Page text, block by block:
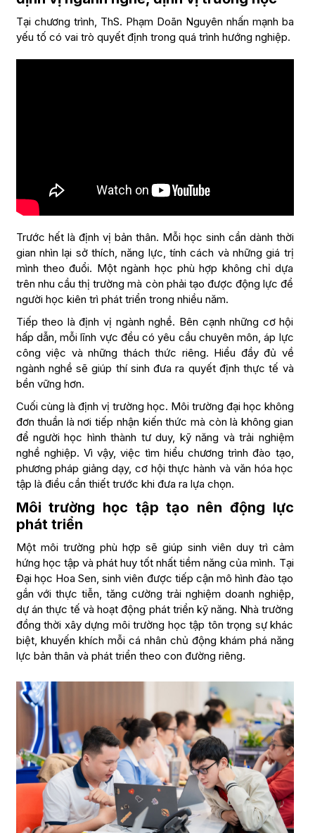
Tại chương trình, ThS. Phạm Doãn Nguyên nhấn mạnh ba
yếu tố có vai trò quyết định trong quá trình hướng nghiệp.
Trước hết là định vị bản thân. Mỗi học sinh cần dành thời
gian nhìn lại sở thích, năng lực, tính cách và những giá trị
mình theo đuổi. Một ngành học phù hợp không chỉ dựa
trên nhu cầu thị trường mà còn phải tạo được động lực để
người học kiên trì phát triển trong nhiều năm.
Tiếp theo là định vị ngành nghề. Bên cạnh những cơ hội
hấp dẫn, mỗi lĩnh vực đều có yêu cầu chuyên môn, áp lực
công việc và những thách thức riêng. Hiểu đầy đủ về
ngành nghề sẽ giúp thí sinh đưa ra quyết định thực tế và
bền vững hơn.
Cuối cùng là định vị trường học. Môi trường đại học không
đơn thuần là nơi tiếp nhận kiến thức mà còn là không gian
để người học hình thành tư duy, kỹ năng và trải nghiệm
nghề nghiệp. Vì vậy, việc tìm hiểu chương trình đào tạo,
phương pháp giảng dạy, cơ hội thực hành và văn hóa học
tập là điều cần thiết trước khi đưa ra lựa chọn.
Môi trường học tập tạo nên động lực
phát triển
Một môi trường phù hợp sẽ giúp sinh viên duy trì cảm
hứng học tập và phát huy tốt nhất tiềm năng của mình. Tại
Đại học Hoa Sen, sinh viên được tiếp cận mô hình đào tạo
gắn với thực tiễn, tăng cường trải nghiệm doanh nghiệp,
dự án thực tế và hoạt động phát triển kỹ năng. Nhà trường
đồng thời xây dựng môi trường học tập tôn trọng sự khác
biệt, khuyến khích mỗi cá nhân chủ động khám phá năng
lực bản thân và phát triển theo con đường riêng.